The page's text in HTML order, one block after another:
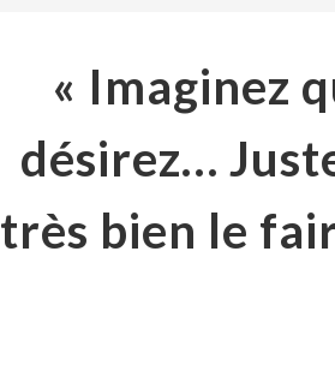
« Imaginez
désirez…
très bien le